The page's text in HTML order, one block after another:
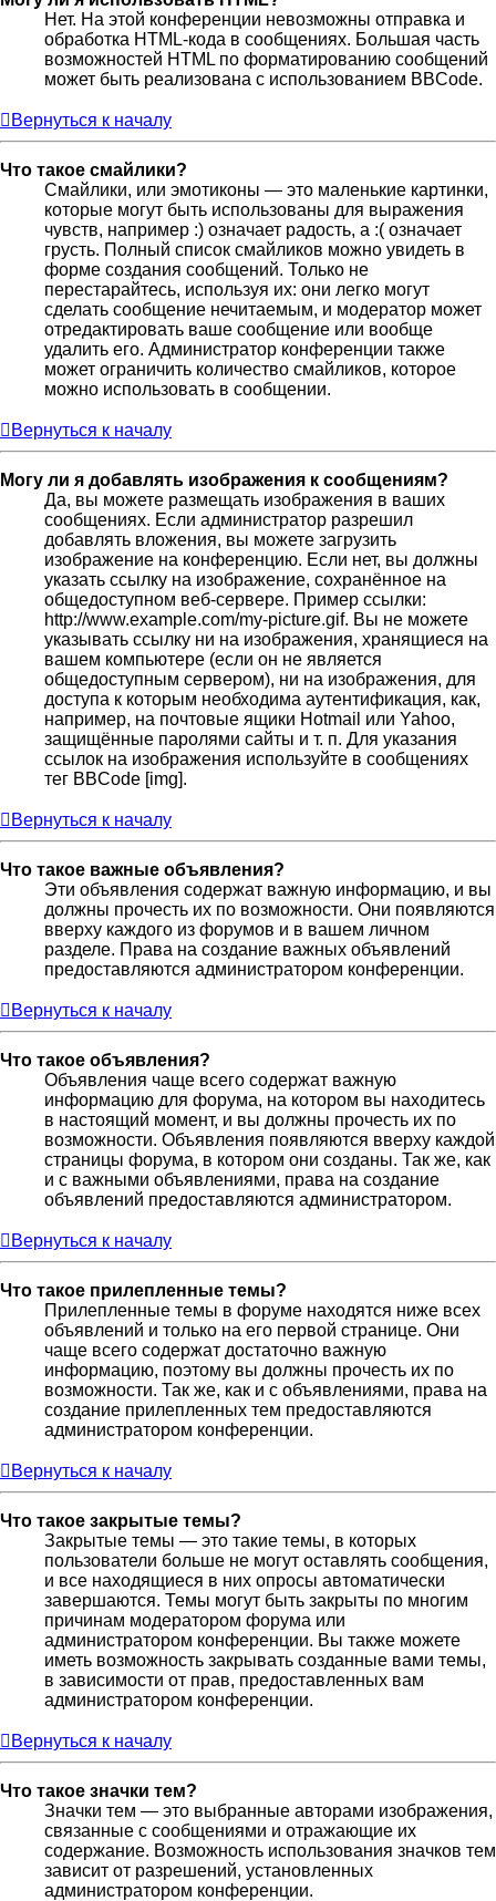
Нет. На этой конференции невозможны отправка и
обработка HTML-кода в сообщениях. Большая часть
возможностей HTML по форматированию сообщений
может быть реализована с использованием BBCode.
Вернуться к началу
Что такое смайлики?
Смайлики, или эмотиконы — это маленькие картинки,
которые могут быть использованы для выражения
чувств, например :) означает радость, а :( означает
грусть. Полный список смайликов можно увидеть в
форме создания сообщений. Только не
перестарайтесь, используя их: они легко могут
сделать сообщение нечитаемым, и модератор может
отредактировать ваше сообщение или вообще
удалить его. Администратор конференции также
может ограничить количество смайликов, которое
можно использовать в сообщении.
Вернуться к началу
Могу ли я добавлять изображения к сообщениям?
Да, вы можете размещать изображения в ваших
сообщениях. Если администратор разрешил
добавлять вложения, вы можете загрузить
изображение на конференцию. Если нет, вы должны
указать ссылку на изображение, сохранённое на
общедоступном веб-сервере. Пример ссылки:
http://www.example.com/my-picture.gif. Вы не можете
указывать ссылку ни на изображения, хранящиеся на
вашем компьютере (если он не является
общедоступным сервером), ни на изображения, для
доступа к которым необходима аутентификация, как,
например, на почтовые ящики Hotmail или Yahoo,
защищённые паролями сайты и т. п. Для указания
ссылок на изображения используйте в сообщениях
тег BBCode [img].
Вернуться к началу
Что такое важные объявления?
Эти объявления содержат важную информацию, и вы
должны прочесть их по возможности. Они появляются
вверху каждого из форумов и в вашем личном
разделе. Права на создание важных объявлений
предоставляются администратором конференции.
Вернуться к началу
Что такое объявления?
Объявления чаще всего содержат важную
информацию для форума, на котором вы находитесь
в настоящий момент, и вы должны прочесть их по
возможности. Объявления появляются вверху каждой
страницы форума, в котором они созданы. Так же, как
и с важными объявлениями, права на создание
объявлений предоставляются администратором.
Вернуться к началу
Что такое прилепленные темы?
Прилепленные темы в форуме находятся ниже всех
объявлений и только на его первой странице. Они
чаще всего содержат достаточно важную
информацию, поэтому вы должны прочесть их по
возможности. Так же, как и с объявлениями, права на
создание прилепленных тем предоставляются
администратором конференции.
Вернуться к началу
Что такое закрытые темы?
Закрытые темы — это такие темы, в которых
пользователи больше не могут оставлять сообщения,
и все находящиеся в них опросы автоматически
завершаются. Темы могут быть закрыты по многим
причинам модератором форума или
администратором конференции. Вы также можете
иметь возможность закрывать созданные вами темы,
в зависимости от прав, предоставленных вам
администратором конференции.
Вернуться к началу
Что такое значки тем?
Значки тем — это выбранные авторами изображения,
связанные с сообщениями и отражающие их
содержание. Возможность использования значков тем
зависит от разрешений, установленных
администратором конференции.